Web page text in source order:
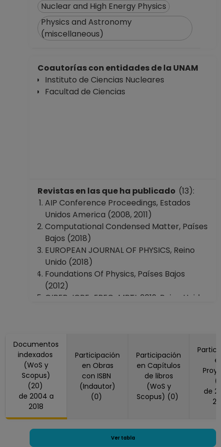
Nuclear and High Energy Physics
Physics and Astronomy
(miscellaneous)
Coautorías con entidades de la UNAM
Instituto de Ciencias Nucleares
Facultad de Ciencias
Revistas en las que ha publicado (13):
AIP Conference Proceedings, Estados
Unidos America (2008, 2011)
Computational Condensed Matter, Países
Bajos (2018)
EUROPEAN JOURNAL OF PHYSICS, Reino
Unido (2018)
Foundations Of Physics, Países Bajos
(2012)
GIREP-ICPE-EPEC-MPTL 2019, Reino Unido
INTERNATIONAL JOURNAL OF
THEORETICAL PHYSICS, Estados Unidos
America (2004)
JOURNAL OF PHYSICS A-MATHEMATICAL
AND THEORETICAL, Reino Unido (2013,
PHYSICAL REVIEW A, Estados Unidos
America (2017)
PHYSICAL REVIEW D, Estados Unidos
Documentos
indexados
(WoS y
Scopus)
(20)
de 2004 a
2018
Participación
en Obras
con ISBN
(Indautor)
(0)
Participación
en Capítulos
de libros
(WoS y
Scopus) (0)
de 2017 a
Ver tabla